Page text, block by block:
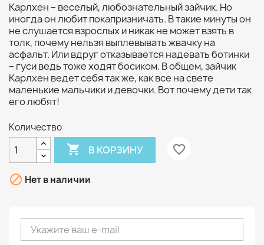
Карлхен – веселый, любознательный зайчик. Но
иногда он любит покапризничать. В такие минуты он
не слушается взрослых и никак не может взять в
толк, почему нельзя выплевывать жвачку на
асфальт. Или вдруг отказывается надевать ботинки
– гуси ведь тоже ходят босиком. В общем, зайчик
Карлхен ведет себя так же, как все на свете
маленькие мальчики и девочки. Вот почему дети так
его любят!
Количество
 В КОРЗИНУ favorite_border
 Нет в наличии